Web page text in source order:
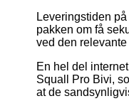
Leveringstiden
pakken om få
ved den relevante
En hel del
Squall Pro Bivi,
at de